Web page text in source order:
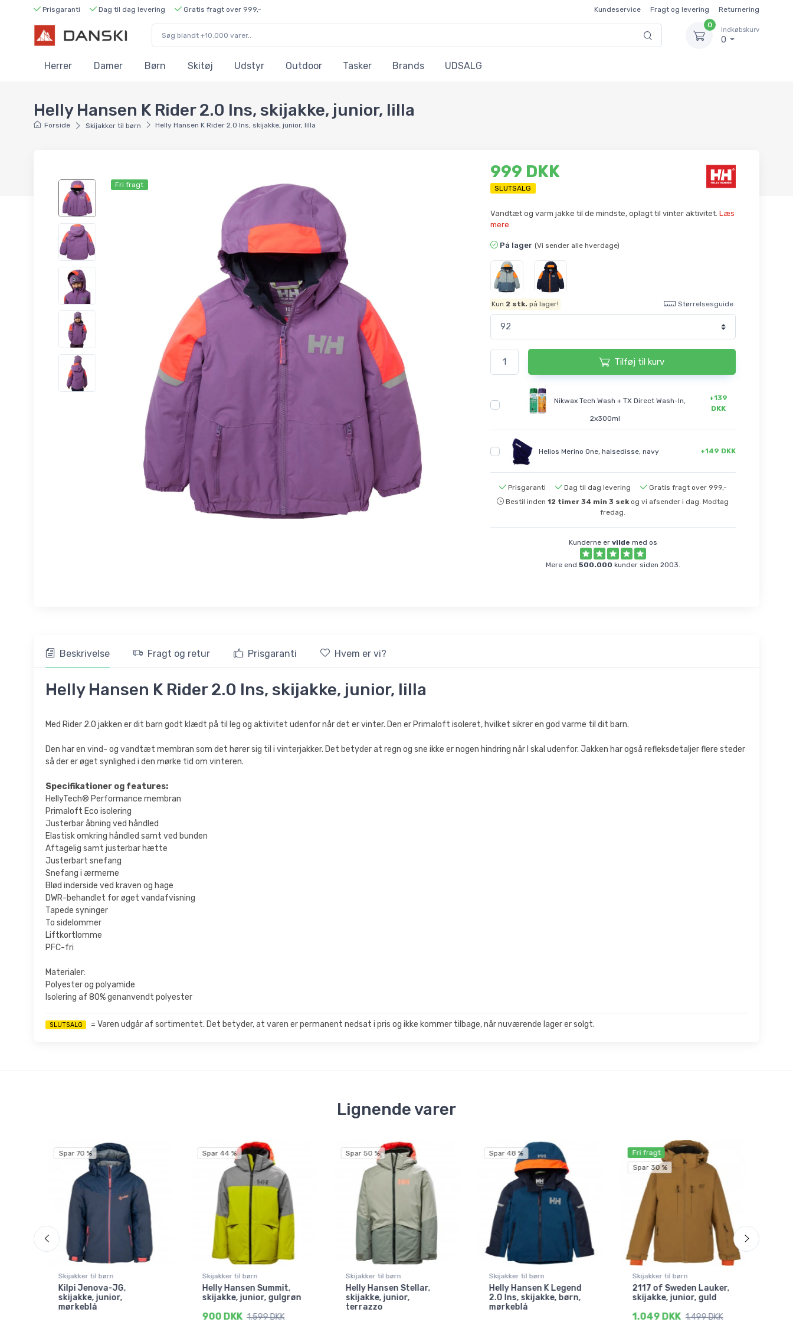
Prisgaranti Dag til dag levering Gratis fragt over 999,- Kundeservice Fragt og levering
Returnering
0
Indkøbskurv
0
Herrer Damer Børn Skitøj Udstyr Outdoor Tasker Brands UDSALG
Helly Hansen K Rider 2.0 Ins, skijakke, junior, lilla
Forside Skijakker til børn Helly Hansen K Rider 2.0 Ins, skijakke, junior, lilla
Fri fragt
999 DKK
SLUTSALG
Vandtæt og varm jakke til de mindste, oplagt til vinter aktivitet. Læs
mere
På lager (Vi sender alle hverdage)
Kun 2 stk. på lager! Størrelsesguide
Tilføj til kurv
Nikwax Tech Wash + TX Direct Wash-In,
2x300ml
+139
DKK
Helios Merino One, halsedisse, navy +149 DKK
Prisgaranti Dag til dag levering
Gratis fragt over 999,-
Bestil inden12 timer34 min2 sekog vi afsender i dag. Modtag
fredag.
Kunderne er vilde med os
Mere end 500.000 kunder siden 2003.
Beskrivelse Fragt og retur Prisgaranti Hvem er vi?
Helly Hansen K Rider 2.0 Ins, skijakke, junior, lilla
Med Rider 2.0 jakken er dit barn godt klædt på til leg og aktivitet udenfor når det er vinter. Den er Primaloft isoleret, hvilket sikrer en god varme til dit barn.
Den har en vind- og vandtæt membran som det hører sig til i vinterjakker. Det betyder at regn og sne ikke er nogen hindring når I skal udenfor. Jakken har også refleksdetaljer flere steder
så der er øget synlighed i den mørke tid om vinteren.
Specifikationer og features:
HellyTech® Performance membran
Primaloft Eco isolering
Justerbar åbning ved håndled
Elastisk omkring håndled samt ved bunden
Aftagelig samt justerbar hætte
Justerbart snefang
Snefang i ærmerne
Blød inderside ved kraven og hage
DWR-behandlet for øget vandafvisning
Tapede syninger
To sidelommer
Liftkortlomme
PFC-fri
Materialer:
Polyester og polyamide
Isolering af 80% genanvendt polyester
SLUTSALG = Varen udgår af sortimentet. Det betyder, at varen er permanent nedsat i pris og ikke kommer tilbage, når nuværende lager er solgt.
Lignende varer
Spar 70 %
Skijakker til børn
Kilpi Jenova-JG,
skijakke, junior,
mørkeblå
Spar 44 %
Skijakker til børn
Helly Hansen Summit,
skijakke, junior, gulgrøn
900 DKK 1.599 DKK
Spar 50 %
Skijakker til børn
Helly Hansen Stellar,
skijakke, junior,
terrazzo
Spar 48 %
Skijakker til børn
Helly Hansen K Legend
2.0 Ins, skijakke, børn,
mørkeblå
Fri fragt
Spar 30 %
Skijakker til børn
2117 of Sweden Lauker,
skijakke, junior, guld
1.049 DKK 1.499 DKK